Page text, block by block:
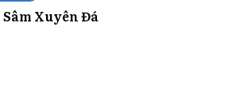
Sâm Xuyên Đá